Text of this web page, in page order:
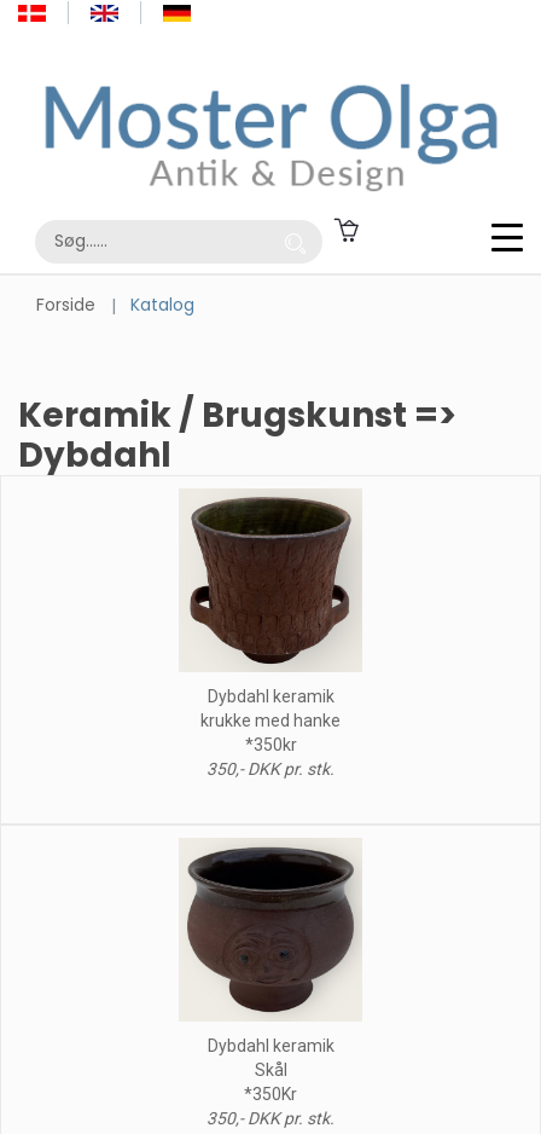
Forside Katalog
Keramik / Brugskunst =>
Dybdahl
Dybdahl keramik
krukke med hanke
*350kr
350,- DKK pr. stk.
Dybdahl keramik
Skål
*350Kr
350,- DKK pr. stk.